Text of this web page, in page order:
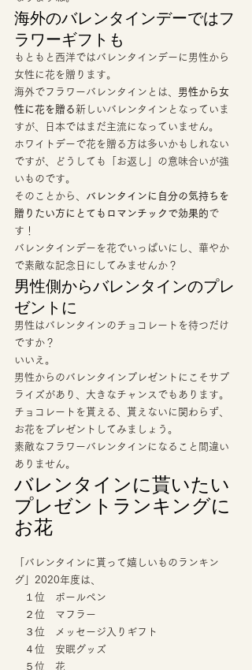
海外のバレンタインデーではフ
ラワーギフトも
もともと西洋ではバレンタインデーに男性から
女性に花を贈ります。
海外でフラワーバレンタインとは、 男性から女
性に花を贈る新しいバレンタインとなっていま
すが、日本ではまだ主流になっていません。
ホワイトデーで花を贈る方は多いかもしれない
ですが、どうしても「お返し」の意味合いが強
いものです。
そのことから、 バレンタインに自分の気持ちを
贈りたい方にとてもロマンチックで効果的で
す！
バレンタインデーを花でいっぱいにし、華やか
で素敵な記念日にしてみませんか？
男性側からバレンタインのプレ
ゼントに
男性はバレンタインのチョコレートを待つだけ
ですか？
いいえ。
男性からのバレンタインプレゼントにこそサプ
ライズがあり、大きなチャンスでもあります。
チョコレートを貰える、貰えないに関わらず、
お花をプレゼントしてみましょう。
素敵なフラワーバレンタインになること間違い
ありません。
バレンタインに貰いたい
プレゼントランキングに
お花
「バレンタインに貰って嬉しいものランキン
グ」2020年度は、
１位　ボールペン
２位　マフラー
３位　メッセージ入りギフト
４位　安眠グッズ
５位　花